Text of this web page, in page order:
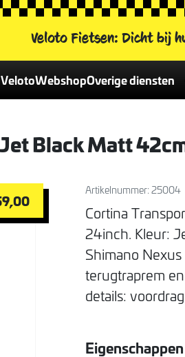
Veloto Fietsen: Dicht bij
Webshop
en accessoires
Overige diensten
Fietsverhuur
Reparatie & onderhoud
Black Matt
Artikelnummer: 25004
Cortina
24inch. Kleur:
Shimano
terugtraprem
details:
Eigenschappen